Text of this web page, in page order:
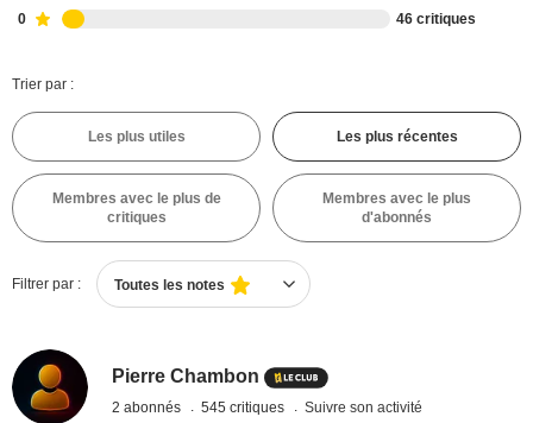
0 46 critiques
Trier par :
Les plus utiles Les plus récentes
Membres avec le plus de
critiques
Membres avec le plus
d'abonnés
Filtrer par : Toutes les notes
Pierre Chambon
2 abonnés 545 critiques Suivre son activité